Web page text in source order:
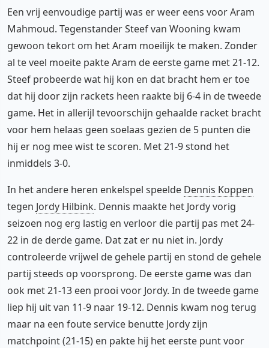
Een vrij eenvoudige partij was er weer eens voor Aram
Mahmoud. Tegenstander Steef van Wooning kwam
gewoon tekort om het Aram moeilijk te maken. Zonder
al te veel moeite pakte Aram de eerste game met 21-12.
Steef probeerde wat hij kon en dat bracht hem er toe
dat hij door zijn rackets heen raakte bij 6-4 in de tweede
game. Het in allerijl tevoorschijn gehaalde racket bracht
voor hem helaas geen soelaas gezien de 5 punten die
hij er nog mee wist te scoren. Met 21-9 stond het
inmiddels 3-0.
In het andere heren enkelspel speelde Dennis Koppen
tegen Jordy Hilbink. Dennis maakte het Jordy vorig
seizoen nog erg lastig en verloor die partij pas met 24-
22 in de derde game. Dat zat er nu niet in. Jordy
controleerde vrijwel de gehele partij en stond de gehele
partij steeds op voorsprong. De eerste game was dan
ook met 21-13 een prooi voor Jordy. In de tweede game
liep hij uit van 11-9 naar 19-12. Dennis kwam nog terug
maar na een foute service benutte Jordy zijn
matchpoint (21-15) en pakte hij het eerste punt voor